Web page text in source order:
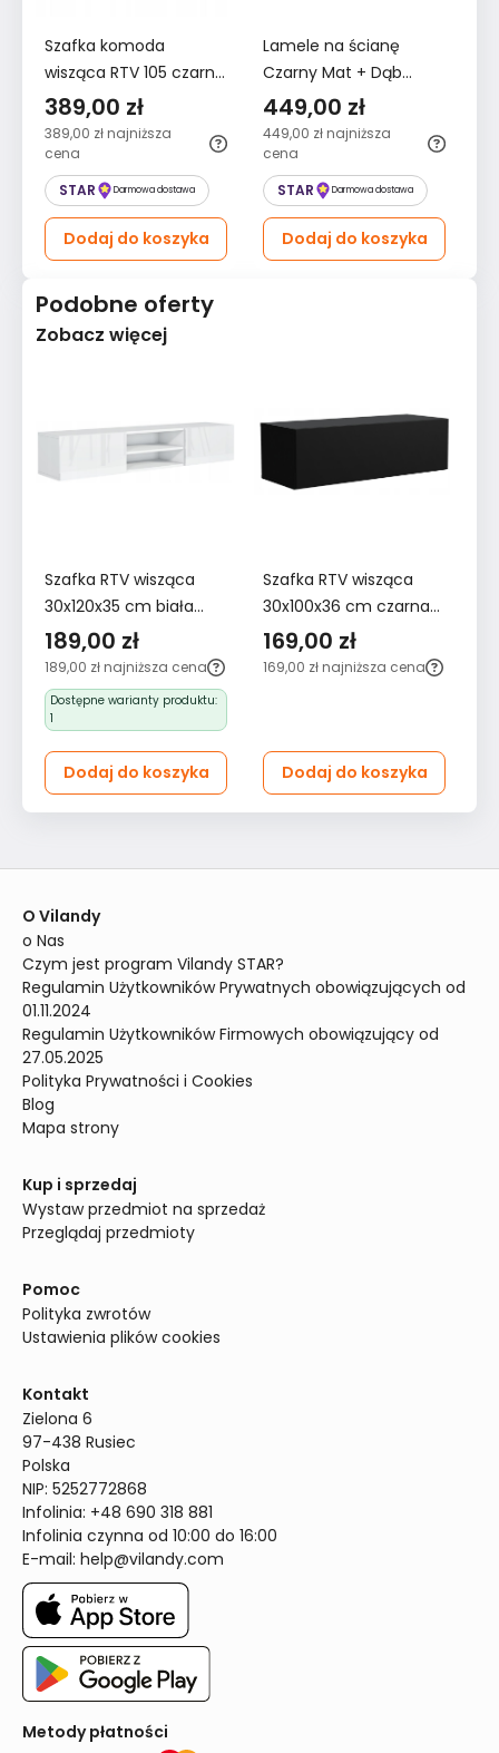
Szafka komoda
wisząca RTV 105 czarny
wysoki połysk
389,00 zł
389,00 zł najniższa
cena
STAR
Darmowa dostawa
Dodaj do koszyka
Lamele na ścianę
Czarny Mat + Dąb
Lancelot
449,00 zł
449,00 zł najniższa
cena
STAR
Darmowa dostawa
Dodaj do koszyka
Podobne oferty
Zobacz więcej
Szafka RTV wisząca
30x120x35 cm biała
połysk do salonu
189,00 zł
189,00 zł najniższa cena
Dostępne warianty produktu:
1
Dodaj do koszyka
Szafka RTV wisząca
30x100x36 cm czarna
do salonu
169,00 zł
169,00 zł najniższa cena
Dodaj do koszyka
O Vilandy
o Nas
Czym jest program Vilandy STAR?
Regulamin Użytkowników Prywatnych obowiązujących od
01.11.2024
Regulamin Użytkowników Firmowych obowiązujący od
27.05.2025
Polityka Prywatności i Cookies
Blog
Mapa strony
Kup i sprzedaj
Wystaw przedmiot na sprzedaż
Przeglądaj przedmioty
Pomoc
Polityka zwrotów
Ustawienia plików cookies
Kontakt
Zielona 6
97-438 Rusiec
Polska
NIP: 5252772868
Infolinia: +48 690 318 881
Infolinia czynna od 10:00 do 16:00
E-mail: help@vilandy.com
Metody płatności